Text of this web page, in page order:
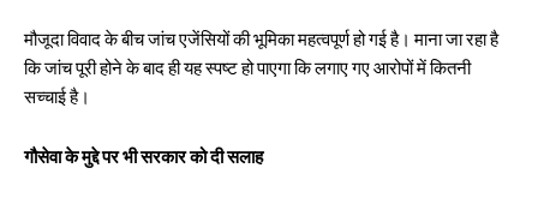
मौजूदा विवाद के बीच जांच एजेंसियों की भूमिका महत्वपूर्ण हो गई है। माना जा रहा है
कि जांच पूरी होने के बाद ही यह स्पष्ट हो पाएगा कि लगाए गए आरोपों में कितनी
सच्चाई है।
गौसेवा के मुद्दे पर भी सरकार को दी सलाह